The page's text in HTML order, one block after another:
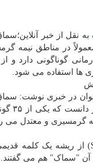
به نقل از خبر
در مناطق نیمه
گوناگونی دارد و
ها استفاده می شود.
گرمسیری و معتدل می
آن "سماک" هم می گفتند.